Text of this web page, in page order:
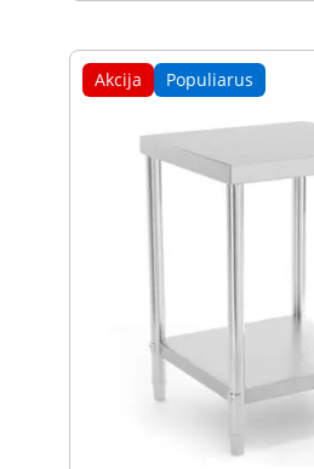
Akcija Populiarus